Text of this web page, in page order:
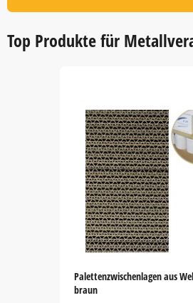
of
Top Produkte für
Palettenzwischenlagen aus
braun